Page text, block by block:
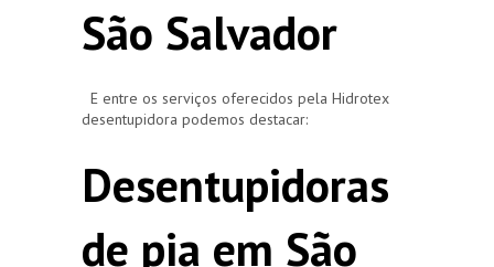
São Salvador
E entre os serviços oferecidos pela Hidrotex
desentupidora podemos destacar:
Desentupidoras
de pia em São